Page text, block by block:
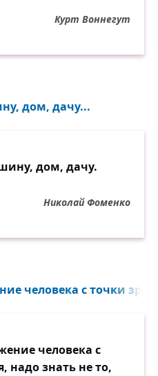
Курт Воннегут
дом, дачу...
дом, дачу.
Николай Фоменко
человека с точки
человека с
надо знать не то,